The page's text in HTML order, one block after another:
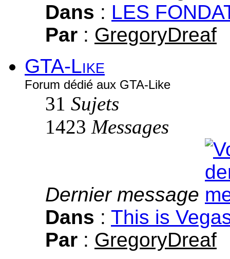
Dans : LES
Par : GregoryDreaf
GTA-Like
Forum dédié aux GTA-Like
31 Sujets
1423 Messages
Dernier message
Dans : This is
Par : GregoryDreaf